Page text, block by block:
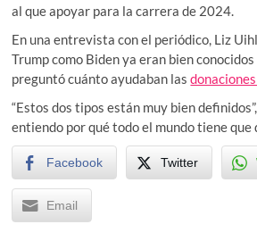
al que apoyar para la carrera de 2024.
En una entrevista con el periódico, Liz
Trump como Biden ya eran bien
preguntó cuánto ayudaban las
“Estos dos tipos están muy bien
entiendo por qué todo el mundo tiene que
Facebook Twitter
Email